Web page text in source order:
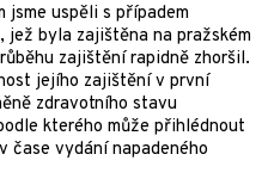
jsme uspěli s případem
jež byla zajištěna na pražském
zajištění rapidně zhoršil.
jejího zajištění v první
zdravotního stavu
kterého může přihlédnout
čase vydání napadeného